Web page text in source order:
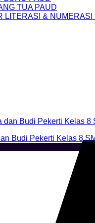
TUA PAUD
LITERASI & NUMERASI
Budi Pekerti Kelas 8